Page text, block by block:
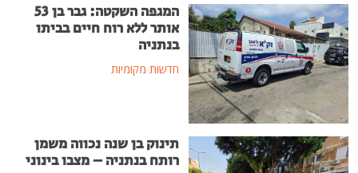
המגפה השקטה: גבר בן 53
אותר ללא רוח חיים בביתו
בנתניה
חדשות מקומיות
תינוק בן שנה נכווה משמן
רותח בנתניה – מצבו בינוני